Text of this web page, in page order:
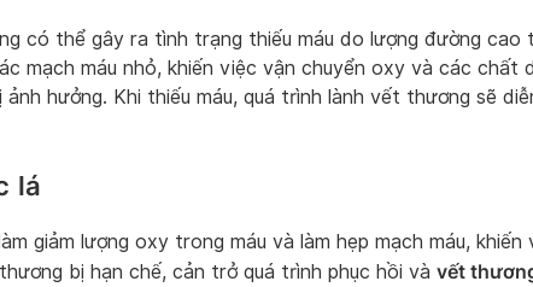
có thể gây ra tình trạng thiếu máu do lượng đường cao
mạch máu nhỏ, khiến việc vận chuyển oxy và các chất
hưởng. Khi thiếu máu, quá trình lành vết thương sẽ
lá
giảm lượng oxy trong máu và làm hẹp mạch máu, khiến
bị hạn chế, cản trở quá trình phục hồi và vết